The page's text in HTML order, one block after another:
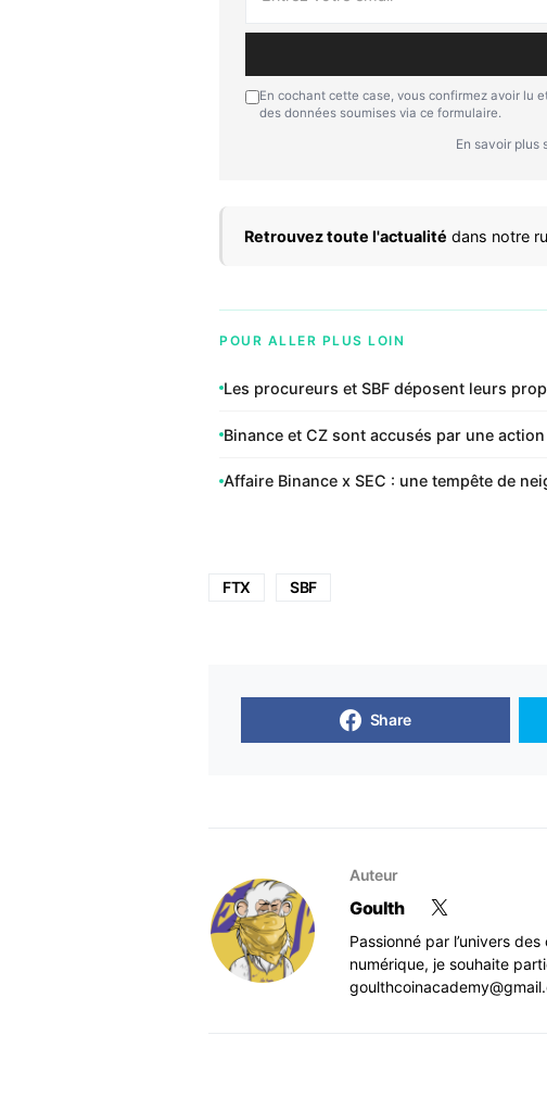
En cochant cette case, vous confirmez avoir lu
des données soumises via ce formulaire.
En savoir
Retrouvez toute l'actualité dans notre
POUR ALLER PLUS LOIN
Les procureurs et SBF déposent leurs
Binance et CZ sont accusés par une
Affaire Binance x SEC : une tempête de
FTX SBF
Share
Auteur
Goulth
Passionné par l’univers
numérique, je souhaite